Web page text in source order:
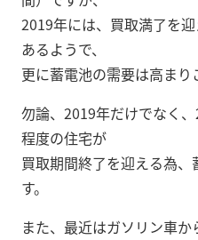
2019年には、買取満了を
あるようで、
更に蓄電池の需要は高まり
勿論、2019年だけでなく
程度の住宅が
買取期間終了を迎える為
す。
また、最近はガソリン車か